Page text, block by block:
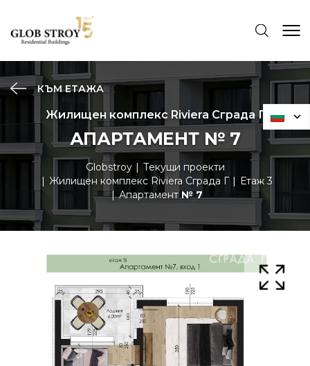
КЪМ ЕТАЖА
Жилищен комплекс Riviera Сграда Г
АПАРТАМЕНТ № 7
Globstroy
Текущи проекти
Жилищен комплекс Riviera Сграда Г
Етаж 3
Апартамент№ 7